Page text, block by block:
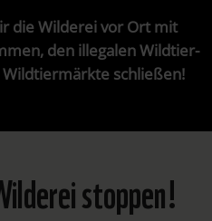
die Wilderei vor Ort mit
den illegalen Wildtier-
schließen!
stoppen!